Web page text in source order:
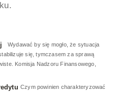
Wydawać by się mogło, że sytuacja
się, tymczasem za sprawą
Komisja Nadzoru Finansowego,
Czym powinien charakteryzować